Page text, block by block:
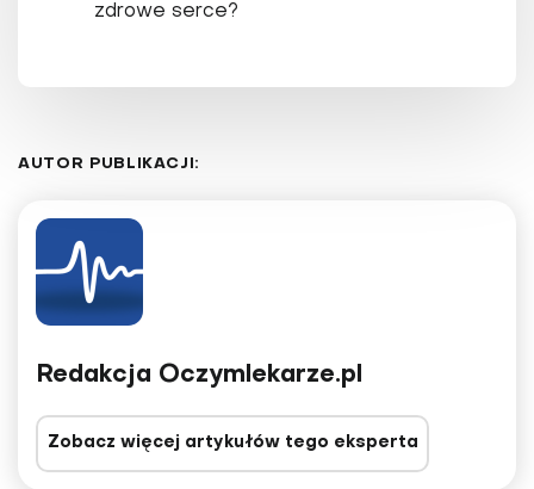
zdrowe serce?
AUTOR PUBLIKACJI:
Redakcja Oczymlekarze.pl
Zobacz więcej artykułów tego eksperta